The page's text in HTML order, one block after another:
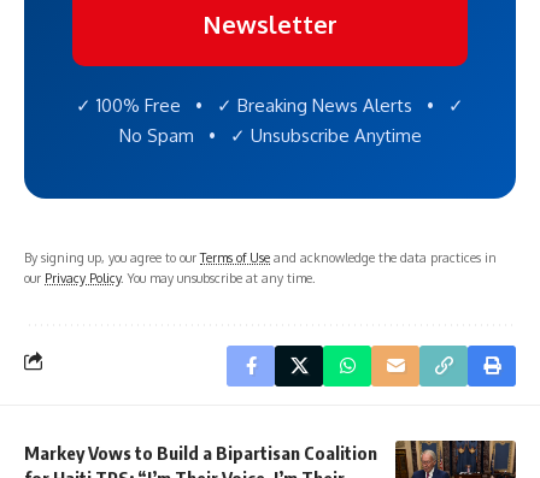
Newsletter
✓ 100% Free • ✓ Breaking News Alerts • ✓
No Spam • ✓ Unsubscribe Anytime
By signing up, you agree to ourTerms of Use and acknowledge the data practices in
our Privacy Policy. You may unsubscribe at any time.
Markey Vows to Build a Bipartisan Coalition